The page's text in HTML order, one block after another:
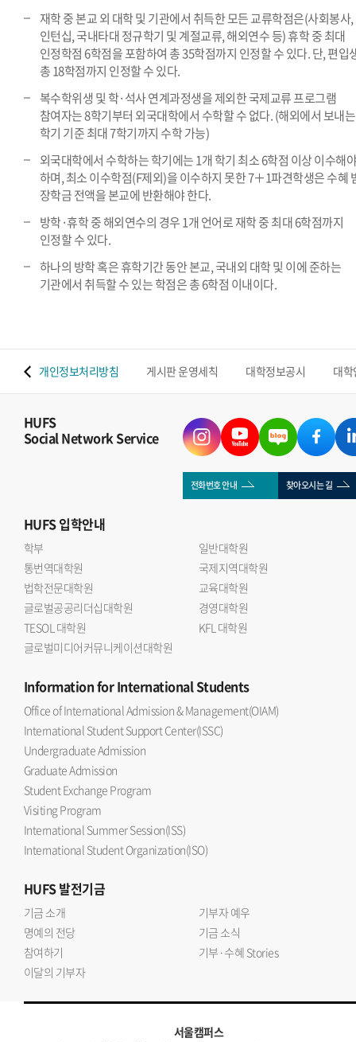
재학 중 본교 외 대학 및 기관에서 취득한 모든 교류학점은(사회봉사,
인턴십, 국내타대 정규학기 및 계절교류, 해외연수 등) 휴학 중 최대
인정학점 6학점을 포함하여 총 35학점까지 인정할 수 있다. 단, 편입
총 18학점까지 인정할 수 있다.
복수학위생 및 학·석사 연계과정생을 제외한 국제교류 프로그램
참여자는 8학기부터 외국대학에서 수학할 수 없다. (해외에서 보내는
학기 기준 최대 7학기까지 수학 가능)
외국대학에서 수학하는 학기에는 1개 학기 최소 6학점 이상 이수해
하며, 최소 이수학점(F제외)을 이수하지 못한 7＋1파견학생은 수혜
장학금 전액을 본교에 반환해야 한다.
방학·휴학 중 해외연수의 경우 1개 언어로 재학 중 최대 6학점까지
인정할 수 있다.
하나의 방학 혹은 휴학기간 동안 본교, 국내외 대학 및 이에 준하는
기관에서 취득할 수 있는 학점은 총 6학점 이내이다.
개인정보처리방침 게시판 운영세칙 대학정보공시 대
HUFS
Social Network Service
전화번호 안내 찾아오시는 길
HUFS입학안내
학부
일반대학원
통번역대학원
국제지역대학원
법학전문대학원
교육대학원
글로벌공공리더십대학원
경영대학원
TESOL 대학원
KFL 대학원
글로벌미디어커뮤니케이션대학원
Informationfor International Students
Office of International Admission & Management(OIAM)
International Student Support Center(ISSC)
Undergraduate Admission
Graduate Admission
Student Exchange Program
Visiting Program
International Summer Session(ISS)
International Student Organization(ISO)
HUFS발전기금
기금 소개
기부자 예우
명예의 전당
기금 소식
참여하기
기부·수혜 Stories
이달의 기부자
서울캠퍼스